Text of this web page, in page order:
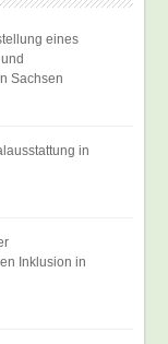
eines
Sachsen
in
Inklusion in